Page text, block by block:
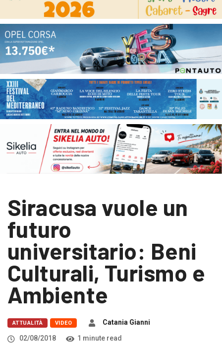
Siracusa vuole un
futuro
universitario: Beni
Culturali, Turismo e
Ambiente
ATTUALITÀ VIDEO
Catania Gianni
02/08/2018
1 minute read